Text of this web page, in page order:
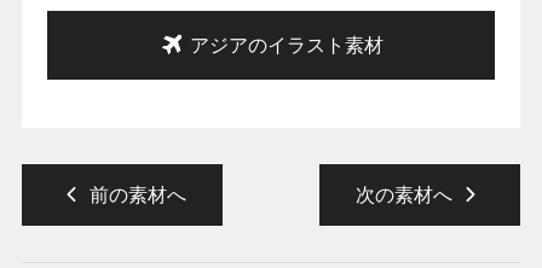
アジアのイラスト素材
前の素材へ 次の素材へ